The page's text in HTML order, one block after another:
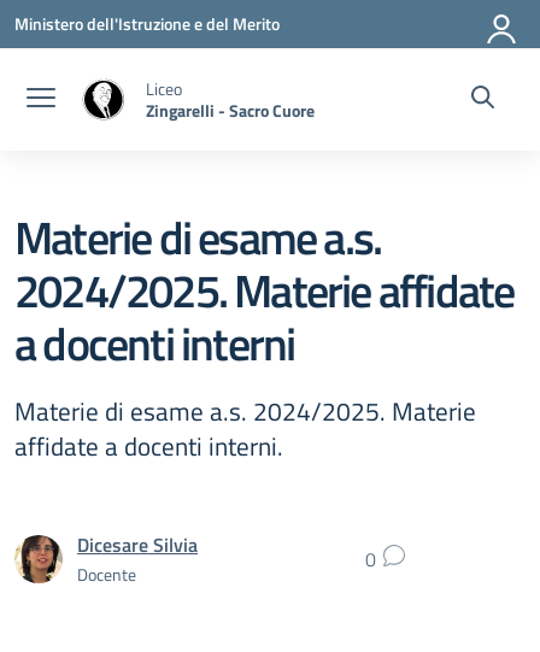
Vai ai contenuti
Vai al menu di navigazione
Vai al footer
Ministero dell'Istruzione e del Merito
Liceo
Zingarelli - Sacro Cuore
Materie di esame a.s.
2024/2025. Materie affidate
a docenti interni
Materie di esame a.s. 2024/2025. Materie
affidate a docenti interni.
Dicesare Silvia
Docente 0